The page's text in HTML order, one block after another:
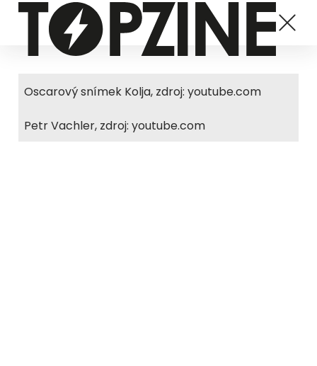
Oscarový snímek Kolja, zdroj: youtube.com
Petr Vachler, zdroj: youtube.com